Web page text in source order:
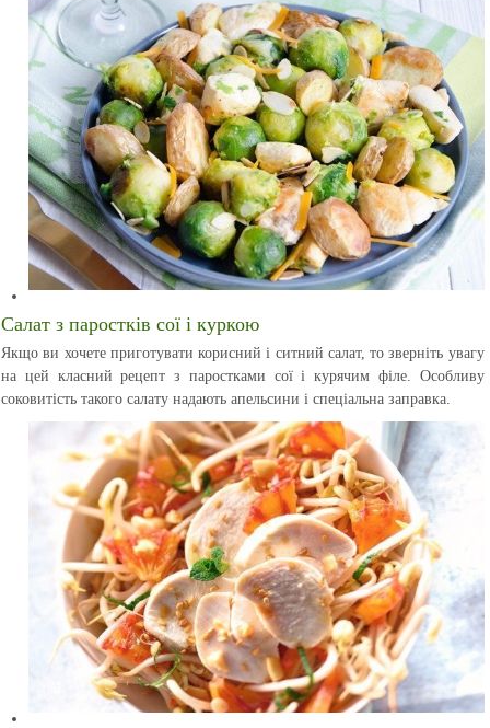
Салат з паростків сої і куркою
Якщо ви хочете приготувати корисний і ситний салат, то зверніть увагу
на цей класний рецепт з паростками сої і курячим філе. Особливу
соковитість такого салату надають апельсини і спеціальна заправка.